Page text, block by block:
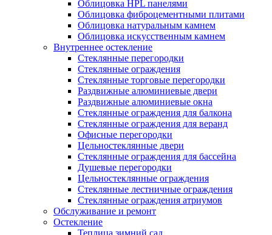
Облицовка HPL панелями
Облицовка фиброцементными плитами
Облицовка натуральным камнем
Облицовка искусственным камнем
Внутреннее остекление
Стеклянные перегородки
Стеклянные ограждения
Стеклянные торговые перегородки
Раздвижные алюминиевые двери
Раздвижные алюминиевые окна
Стеклянные ограждения для балкона
Стеклянные ограждения для веранд
Офисные перегородки
Цельностеклянные двери
Стеклянные ограждения для бассейна
Душевые перегородки
Цельностеклянные ограждения
Стеклянные лестничные ограждения
Стеклянные ограждения атриумов
Обслуживание и ремонт
Остекление
Теплица зимний сад